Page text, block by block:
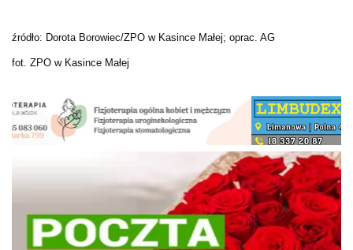
źródło: Dorota Borowiec/ZPO w Kasince Małej; oprac. AG
fot. ZPO w Kasince Małej